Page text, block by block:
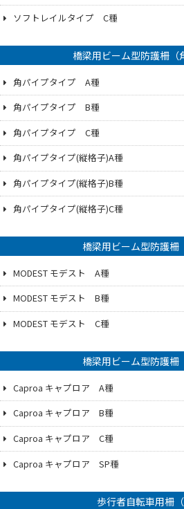
ソフトレイルタイプ C種
橋梁用ビーム型防護柵（
角パイプタイプ A種
角パイプタイプ B種
角パイプタイプ C種
角パイプタイプ(縦格子)A種
角パイプタイプ(縦格子)B種
角パイプタイプ(縦格子)C種
橋梁用ビーム型防護柵
MODEST モデスト A種
MODEST モデスト B種
MODEST モデスト C種
橋梁用ビーム型防護柵
Caproa キャプロア A種
Caproa キャプロア B種
Caproa キャプロア C種
Caproa キャプロア SP種
歩行者自転車用柵（